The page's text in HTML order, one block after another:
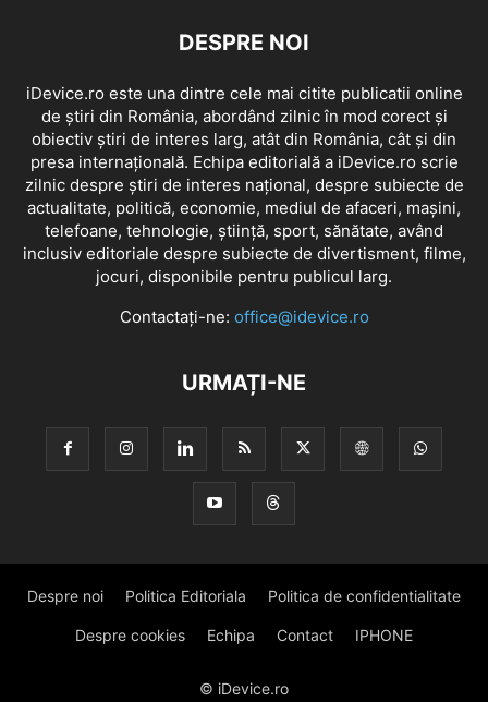
DESPRE NOI
iDevice.ro este una dintre cele mai citite publicatii online
de știri din România, abordând zilnic în mod corect și
obiectiv știri de interes larg, atât din România, cât și din
presa internațională. Echipa editorială a iDevice.ro scrie
zilnic despre știri de interes național, despre subiecte de
actualitate, politică, economie, mediul de afaceri, mașini,
telefoane, tehnologie, știință, sport, sănătate, având
inclusiv editoriale despre subiecte de divertisment, filme,
jocuri, disponibile pentru publicul larg.
Contactați-ne: office@idevice.ro
URMAȚI-NE
Despre noi Politica Editoriala Politica de confidentialitate
Despre cookies Echipa Contact IPHONE
© iDevice.ro